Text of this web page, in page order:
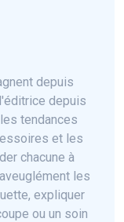
depuis
depuis
tendances
et les
chacune à
les
expliquer
ou un soin